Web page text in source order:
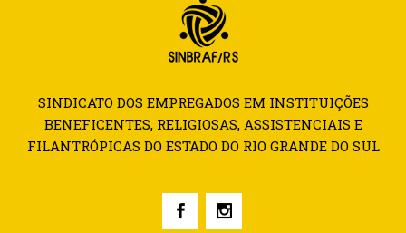
SINDICATO DOS EMPREGADOS EM INSTITUIÇÕES
BENEFICENTES, RELIGIOSAS, ASSISTENCIAIS E
FILANTRÓPICAS DO ESTADO DO RIO GRANDE DO SUL